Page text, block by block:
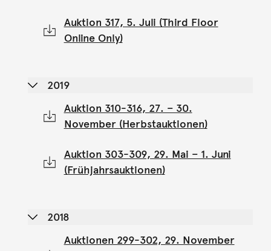
Auktion 317, 5. Juli (Third Floor
Online Only)
2019
Auktion 310-316, 27. – 30.
November (Herbstauktionen)
Auktion 303-309, 29. Mai – 1. Juni
(Frühjahrsauktionen)
2018
Auktionen 299-302, 29. November